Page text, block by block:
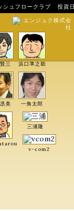
シュフロークラブ
投資
エンジュク株式会
社
三 浜口準之助
美 一角太郎
三浦隆
v-com2